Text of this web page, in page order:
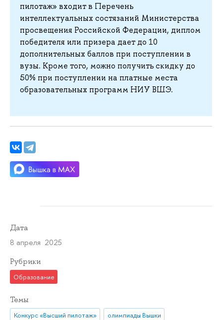
пилотаж» входит в Перечень
интеллектуальных состязаний Министерства
просвещения Российской Федерации, диплом
победителя или призера дает до 10
дополнительных баллов при поступлении в
вузы. Кроме того, можно получить скидку до
50% при поступлении на платные места
образовательных программ НИУ ВШЭ.
Дата
8 апреля 2025
Рубрики
Образование
Темы
Конкурс «Высший пилотаж» олимпиады Вышки